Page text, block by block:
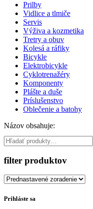
Prilby
Vidlice a tlmiče
Servis
Výživa a kozmetika
Tretry a obuv
Kolesá a ráfiky
Bicykle
Elektrobicykle
Cyklotrenažéry
Komponenty
Plášte a duše
Príslušenstvo
Oblečenie a batohy
Názov obsahuje:
filter produktov
Prihláste sa